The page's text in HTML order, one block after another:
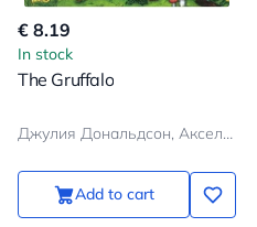
€ 8.19
In stock
The Gruffalo
Джулия Дональдсон, Аксель Шеффлер
Add to cart